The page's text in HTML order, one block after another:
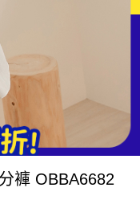
褲 OBBA6682